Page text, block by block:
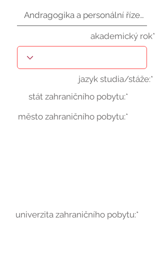
akademický rok*
jazyk studia/stáže:*
stát zahraničního pobytu:*
město zahraničního pobytu:*
univerzita zahraničního pobytu:*